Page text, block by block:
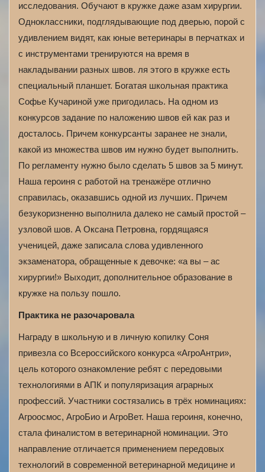
исследования. Обучают в кружке даже азам хирургии.
Одноклассники, подглядывающие под дверью, порой с
удивлением видят, как юные ветеринары в перчатках и
с инструментами тренируются на время в
накладывании разных швов. ля этого в кружке есть
специальный планшет. Богатая школьная практика
Софье Кучариной уже пригодилась. На одном из
конкурсов задание по наложению швов ей как раз и
досталось. Причем конкурсанты заранее не знали,
какой из множества швов им нужно будет выполнить.
По регламенту нужно было сделать 5 швов за 5 минут.
Наша героиня с работой на тренажёре отлично
справилась, оказавшись одной из лучших. Причем
безукоризненно выполнила далеко не самый простой –
узловой шов. А Оксана Петровна, гордящаяся
ученицей, даже записала слова удивленного
экзаменатора, обращенные к девочке: «а вы – ас
хирургии!» Выходит, дополнительное образование в
кружке на пользу пошло.
Практика не разочаровала
Награду в школьную и в личную копилку Соня
привезла со Всероссийского конкурса «АгроАнтри»,
цель которого ознакомление ребят с передовыми
технологиями в АПК и популяризация аграрных
профессий. Участники состязались в трёх номинациях:
Агроосмос, АгроБио и АгроВет. Наша героиня, конечно,
стала финалистом в ветеринарной номинации. Это
направление отличается применением передовых
технологий в современной ветеринарной медицине и